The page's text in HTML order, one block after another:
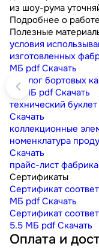
из шоу-рума
Подробнее о
Полезные
условия
изготовленных
МБ pdf Скачать
каталог бортовых
9.1 МБ pdf Скачать
технический
Скачать
коллекционные
номенклатура
Скачать
прайс-лист
Сертификаты
Сертификат
МБ pdf Скачать
Сертификат
5.5 МБ pdf Скачать
Оплата и